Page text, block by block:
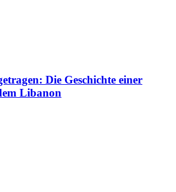
Die Geschichte einer
Libanon